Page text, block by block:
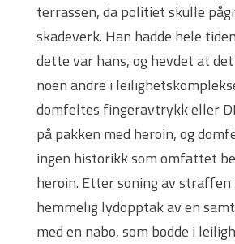
terrassen, da politiet skulle
skadeverk. Han hadde hele
dette var hans, og hevdet at
noen andre i
domfeltes fingeravtrykk eller
på pakken med heroin, og
ingen historikk som omfattet
heroin. Etter soning av
hemmelig lydopptak av en
med en nabo, som bodde i